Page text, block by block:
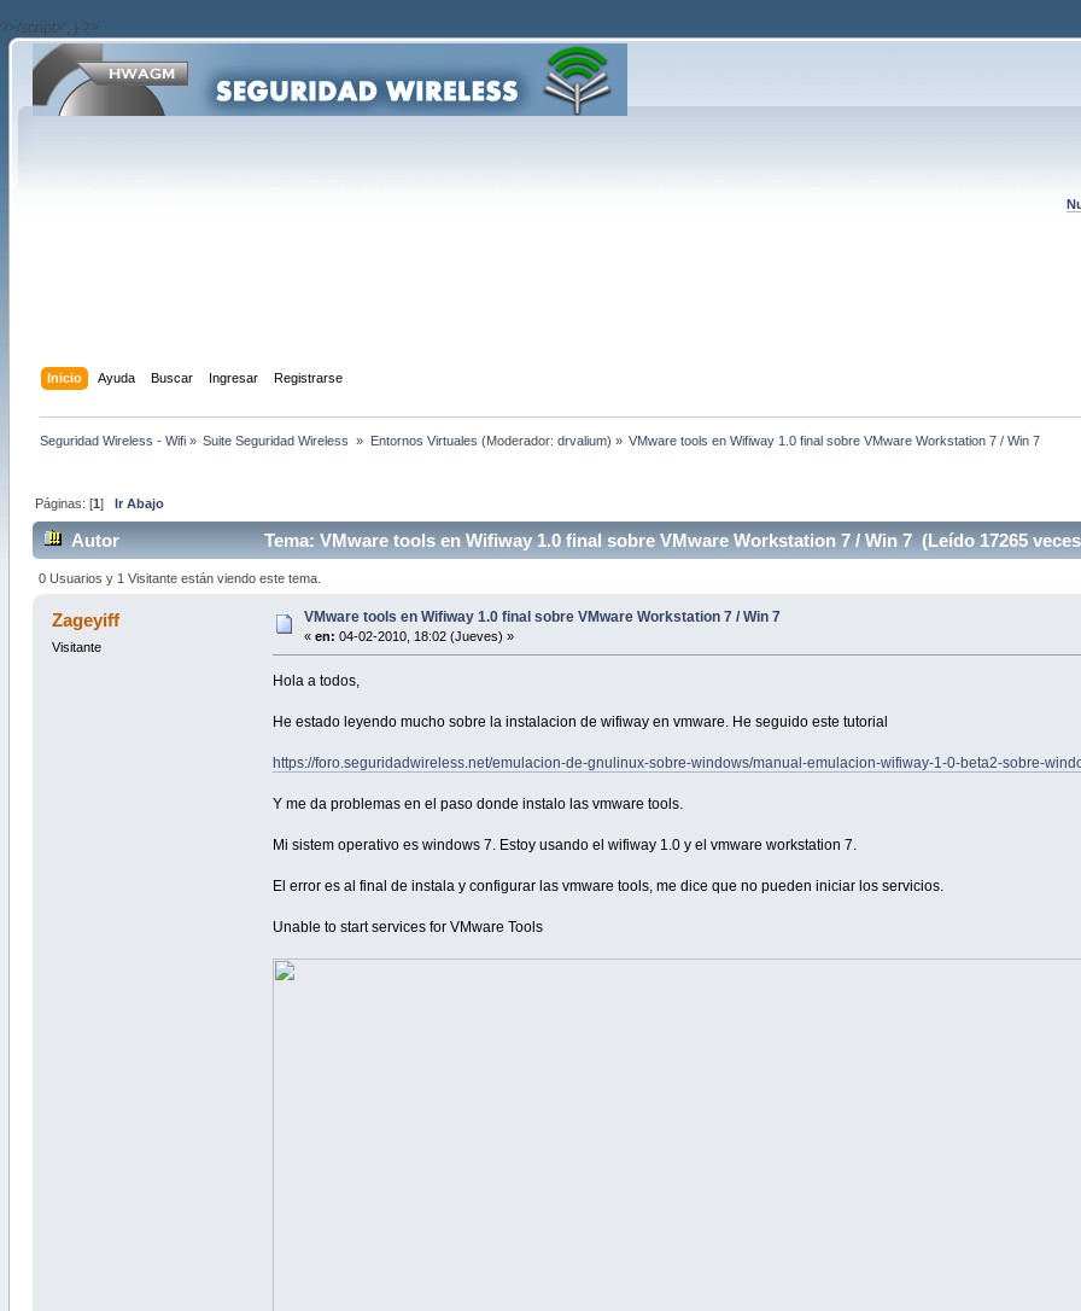
?>/script>'; } ?>
Inicio Ayuda Buscar Ingresar Registrarse
Seguridad Wireless - Wifi» Suite Seguridad Wireless » Entornos Virtuales (Moderador: drvalium) » VMware tools en Wifiway 1.0 final sobre VMware Workstation 7 / Win 7
Páginas: [1] Ir Abajo
Autor Tema: VMware tools en Wifiway 1.0 final sobre VMware Workstation 7 / Win 7 (Leído 17265
0 Usuarios y 1 Visitante están viendo este tema.
Zageyiff
Visitante
VMware tools en Wifiway 1.0 final sobre VMware Workstation 7 / Win 7
« en: 04-02-2010, 18:02 (Jueves) »
Hola a todos,
He estado leyendo mucho sobre la instalacion de wifiway en vmware. He seguido este tutorial
https://foro.seguridadwireless.net/emulacion-de-gnulinux-sobre-windows/manual-emulacion-wifiway-1-0-beta2-sobre-
Y me da problemas en el paso donde instalo las vmware tools.
Mi sistem operativo es windows 7. Estoy usando el wifiway 1.0 y el vmware workstation 7.
El error es al final de instala y configurar las vmware tools, me dice que no pueden iniciar los servicios.
Unable to start services for VMware Tools